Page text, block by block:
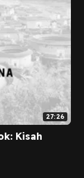
27:26
Kisah